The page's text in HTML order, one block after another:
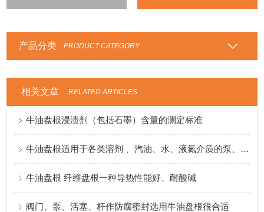
产品分类 PRODUCT CATEGORY
相关文章 RELATED ARTICLES
牛油盘根浸渍剂（包括石墨）含量的测定标准
牛油盘根适用于各类溶剂 、汽油、水、液氮介质的泵、阀门、反应釜密封
牛油盘根 纤维盘根一种导热性能好、耐酸碱
阀门、泵、活塞、杆作防腐密封选用牛油盘根很合适